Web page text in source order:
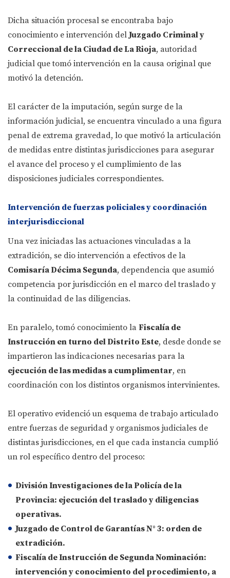
Dicha situación procesal se encontraba bajo
conocimiento e intervención delJuzgado Criminal y
Correccional de la Ciudad de La Rioja, autoridad
judicial que tomó intervención en la causa original que
motivó la detención.
El carácter de la imputación, según surge de la
información judicial, se encuentra vinculado a una figura
penal de extrema gravedad, lo que motivó la articulación
de medidas entre distintas jurisdicciones para asegurar
el avance del proceso y el cumplimiento de las
disposiciones judiciales correspondientes.
Intervención de fuerzas policiales y coordinación
interjurisdiccional
Una vez iniciadas las actuaciones vinculadas a la
extradición, se dio intervención a efectivos de la
Comisaría Décima Segunda, dependencia que asumió
competencia por jurisdicción en el marco del traslado y
la continuidad de las diligencias.
En paralelo, tomó conocimiento la Fiscalía de
Instrucción en turno del Distrito Este, desde donde se
impartieron las indicaciones necesarias para la
ejecución de las medidas a cumplimentar, en
coordinación con los distintos organismos intervinientes.
El operativo evidenció un esquema de trabajo articulado
entre fuerzas de seguridad y organismos judiciales de
distintas jurisdicciones, en el que cada instancia cumplió
un rol específico dentro del proceso:
División Investigaciones de la Policía de la
Provincia: ejecución del traslado y diligencias
operativas.
Juzgado de Control de Garantías N° 3: orden de
extradición.
Fiscalía de Instrucción de Segunda Nominación:
intervención y conocimiento del procedimiento, a